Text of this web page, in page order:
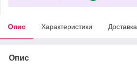
Опис Характеристики Доставка
Опис